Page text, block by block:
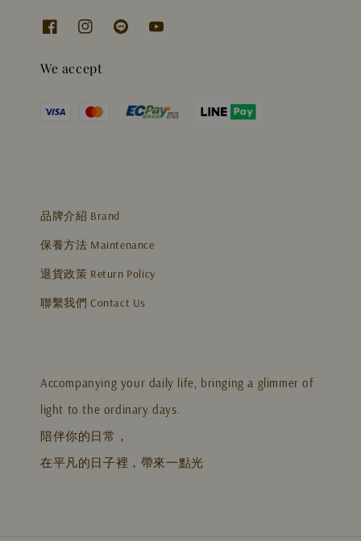
We accept
品牌介紹 Brand
保養方法 Maintenance
退貨政策 Return Policy
聯繫我們 Contact Us
Accompanying your daily life, bringing a glimmer of
light to the ordinary days.
陪伴你的日常，
在平凡的日子裡，帶來一點光